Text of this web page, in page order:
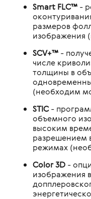
Smart FLC™ -
размеров
изображения
SCV+™ -
числе
толщины в
(необходим
STIC-
объемного
высоким
разрешением
режимах
Color 3D -
изображения